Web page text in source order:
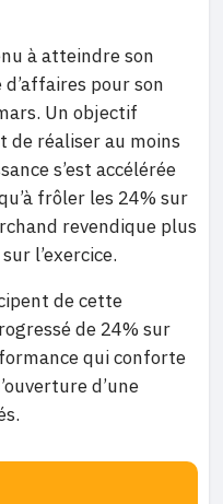
à atteindre son
pour son
Un objectif
de réaliser au moins
s’est accélérée
frôler les 24% sur
revendique plus
l’exercice.
de cette
de 24% sur
qui conforte
d’une